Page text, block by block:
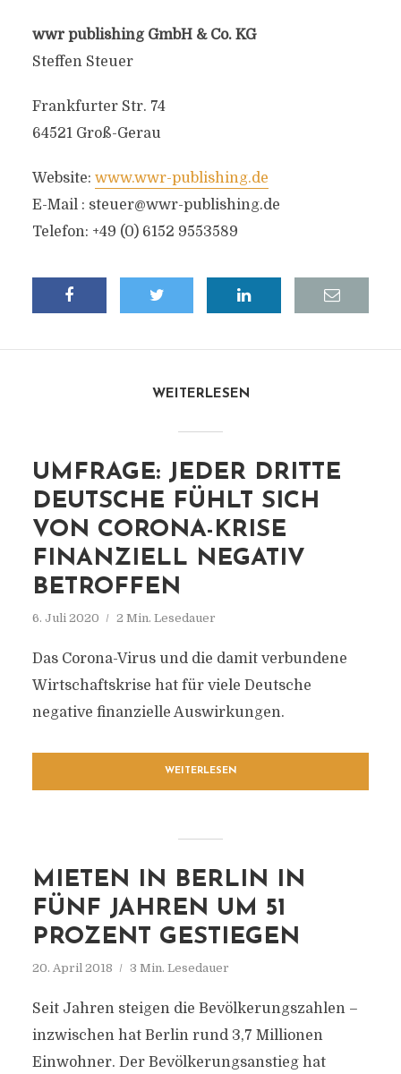
wwr publishing GmbH & Co. KG
Steffen Steuer
Frankfurter Str. 74
64521 Groß-Gerau
Website: www.wwr-publishing.de
E-Mail : steuer@wwr-publishing.de
Telefon: +49 (0) 6152 9553589
WEITERLESEN
UMFRAGE: JEDER DRITTE
DEUTSCHE FÜHLT SICH
VON CORONA-KRISE
FINANZIELL NEGATIV
BETROFFEN
6. Juli 2020 2 Min. Lesedauer
Das Corona-Virus und die damit verbundene
Wirtschaftskrise hat für viele Deutsche
negative finanzielle Auswirkungen.
WEITERLESEN
MIETEN IN BERLIN IN
FÜNF JAHREN UM 51
PROZENT GESTIEGEN
20. April 2018 3 Min. Lesedauer
Seit Jahren steigen die Bevölkerungszahlen –
inzwischen hat Berlin rund 3,7 Millionen
Einwohner. Der Bevölkerungsanstieg hat